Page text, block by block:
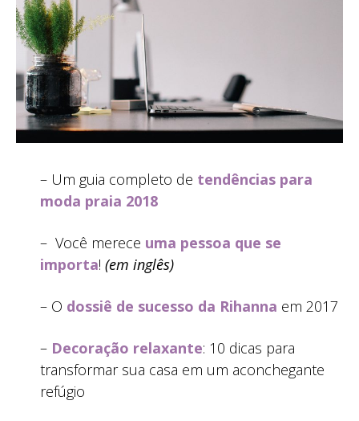
– Um guia completo de tendências para
moda praia 2018
– Você merece uma pessoa que se
importa! (em inglês)
– O dossiê de sucesso da Rihanna em 2017
– Decoração relaxante: 10 dicas para
transformar sua casa em um aconchegante
refúgio